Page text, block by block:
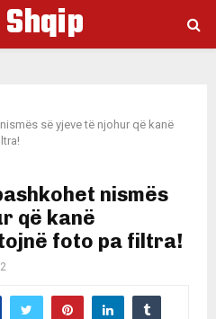
Shqip
së yjeve të njohur që kanë
nismës
që kanë
foto pa filtra!